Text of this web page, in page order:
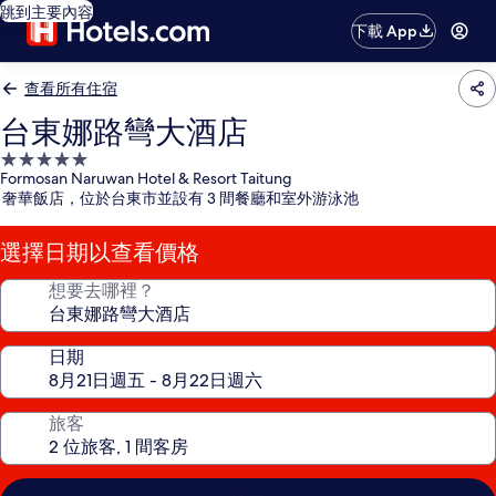
跳到主要內容
下載 App
查看所有住宿
台東娜路彎大酒店
5.0
星
級
住
宿
Formosan Naruwan Hotel & Resort Taitung
奢華飯店，位於台東市並設有 3 間餐廳和室外游泳池
選擇日期以查看價格
想要去哪裡？
日期
旅客